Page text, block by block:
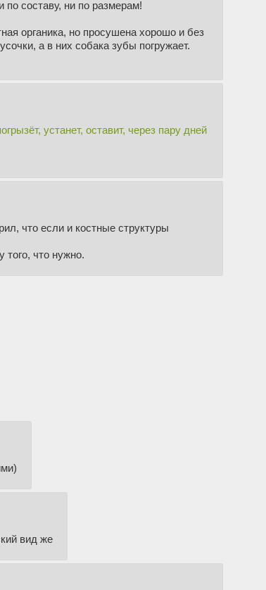
от него голову - скулить перестает,
чтобы его похвалить.
составу, ни по размерам!
органика, но просушена хорошо и без
а в них собака зубы погружает.
устанет, оставит, через пару дней
что если и костные структуры
что нужно.
вид же